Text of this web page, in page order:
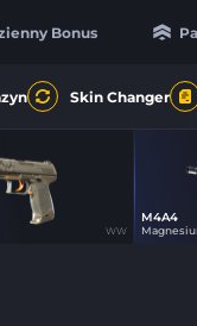
Bonus
Skin Changer
WW
M4A4